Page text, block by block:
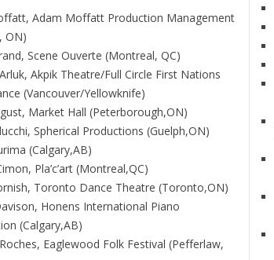
Adam Moffatt Production Management
ON)
Scene Ouverte (Montreal, QC)
Akpik Theatre/Full Circle First Nations
(Vancouver/Yellowknife)
Market Hall (Peterborough,ON)
Spherical Productions (Guelph,ON)
(Calgary,AB)
Pla’c’art (Montreal,QC)
Toronto Dance Theatre (Toronto,ON)
Honens International Piano
(Calgary,AB)
Eaglewood Folk Festival (Pefferlaw,